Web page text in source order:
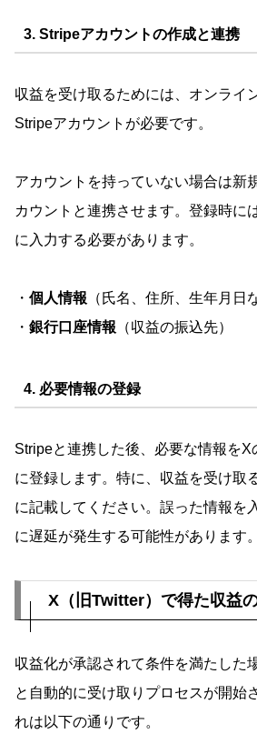
3. Stripeアカウントの作成と連携
収益を受け取るためには、オンライ
Stripeアカウントが必要です。
アカウントを持っていない場合は新
カウントと連携させます。登録時に
に入力する必要があります。
・ 個人情報 （氏名、住所、生年月日
・ 銀行口座情報 （収益の振込先）
4. 必要情報の登録
Stripeと連携した後、必要な情報をX
に登録します。特に、収益を受け取
に記載してください。誤った情報を
に遅延が発生する可能性があります。
X（旧Twitter）で得た収益
収益化が承認されて条件を満たした
と自動的に受け取りプロセスが開始
れは以下の通りです。